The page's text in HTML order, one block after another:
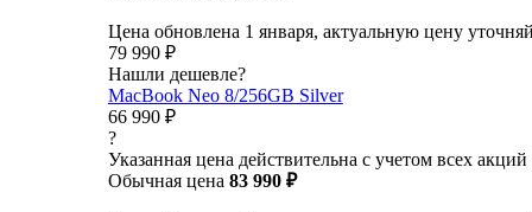
Цена обновлена 1 января, актуальную цену
79 990 ₽
Нашли дешевле?
MacBook Neo 8/256GB Silver
66 990 ₽
?
Указанная цена действительна с учетом всех акций
Обычная цена 83 990 ₽